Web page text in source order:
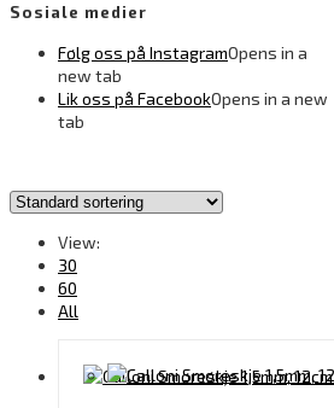
Sosiale medier
Følg oss på InstagramOpens in a
new tab
Lik oss på FacebookOpens in a new
tab
View:
30
60
All